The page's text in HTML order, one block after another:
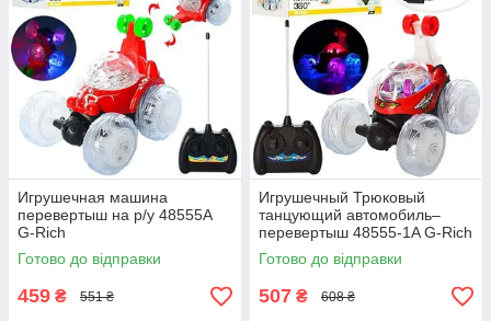
Игрушечная машина
перевертыш на р/у 48555A
G-Rich
Готово до відправки
459 ₴ 551 ₴
Игрушечный Трюковый
танцующий автомобиль–
перевертыш 48555-1A G-Rich
Готово до відправки
507 ₴ 608 ₴